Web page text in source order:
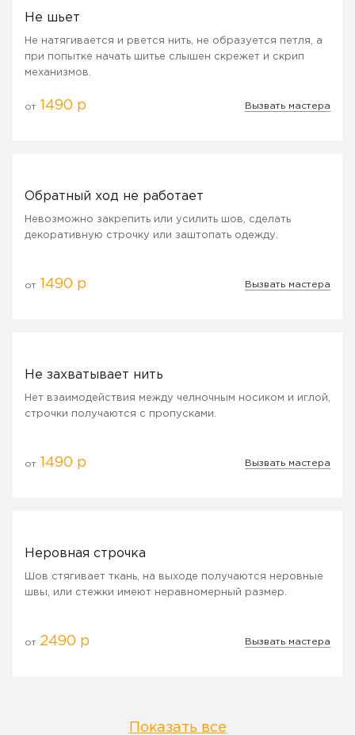
Не шьет
Не натягивается и рвется нить, не образуется петля, а
при попытке начать шитье слышен скрежет и скрип
механизмов.
от 1490 р Вызвать мастера
Обратный ход не работает
Невозможно закрепить или усилить шов, сделать
декоративную строчку или заштопать одежду.
от 1490 р Вызвать мастера
Не захватывает нить
Нет взаимодействия между челночным носиком и иглой,
строчки получаются с пропусками.
от 1490 р Вызвать мастера
Неровная строчка
Шов стягивает ткань, на выходе получаются неровные
швы, или стежки имеют неравномерный размер.
от 2490 р Вызвать мастера
Показать все